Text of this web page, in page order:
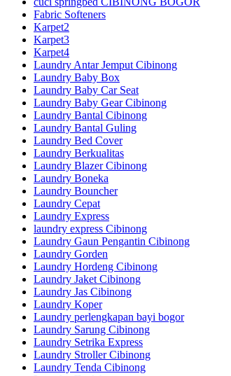
Fabric Softeners
Karpet2
Karpet3
Karpet4
Laundry Antar Jemput Cibinong
Laundry Baby Box
Laundry Baby Car Seat
Laundry Baby Gear Cibinong
Laundry Bantal Cibinong
Laundry Bantal Guling
Laundry Bed Cover
Laundry Berkualitas
Laundry Blazer Cibinong
Laundry Boneka
Laundry Bouncher
Laundry Cepat
Laundry Express
laundry express Cibinong
Laundry Gaun Pengantin Cibinong
Laundry Gorden
Laundry Hordeng Cibinong
Laundry Jaket Cibinong
Laundry Jas Cibinong
Laundry Koper
Laundry perlengkapan bayi bogor
Laundry Sarung Cibinong
Laundry Setrika Express
Laundry Stroller Cibinong
Laundry Tenda Cibinong